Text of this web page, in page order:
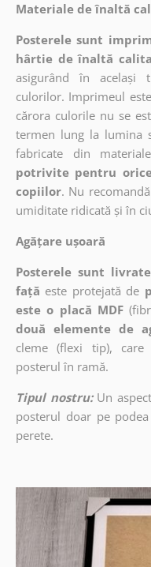
Materiale de înaltă
Posterele sunt
hârtie de înaltă
asigurând în același
culorilor. Imprimeul
cărora culorile nu se
termen lung la lumina
fabricate din
potrivite pentru
copiilor. Nu
umiditate ridicată și în
Agățare ușoară
Posterele sunt
față este protejată de
este o placă MDF
două elemente de
cleme (flexi tip),
posterul în ramă.
Tipul nostru: Un
posterul doar pe
perete.